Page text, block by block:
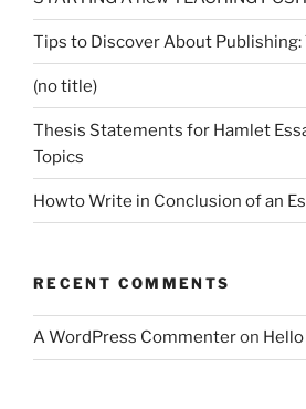
Tips to Discover About
(no title)
Thesis Statements for Hamlet
Topics
Howto Write in Conclusion of an
RECENT COMMENTS
A WordPress Commenteron